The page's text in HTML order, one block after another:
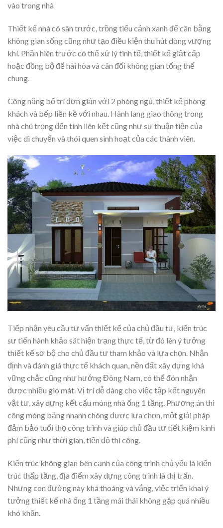
vào trong nhà
Thiết kế nhà có sân trước, trồng tiểu cảnh xanh để cân bằng
không gian sống cũng như tạo điều kiện thu hút dòng vượng
khí. Phần hiên trước có thể xử lý tinh tế, thiết kế giật cấp
hoặc đồng bộ để hài hòa và cân đối không gian tổng thể
chung.
Công năng bố trí đơn giản với 2 phòng ngủ, thiết kế phòng
khách và bếp liền kề với nhau. Hành lang giao thông trong
nhà chú trọng đến tính liên kết cũng như sự thuận tiện của
việc di chuyển và thói quen sinh hoạt của các thành viên.
Tiếp nhận yêu cầu tư vấn thiết kế của chủ đầu tư, kiến trúc
sư tiến hành khảo sát hiện trạng thực tế, từ đó lên ý tưởng
thiết kế sơ bộ cho chủ đầu tư tham khảo và lựa chọn. Nhận
định và đánh giá thực tế khách quan, nền đất xây dựng khá
vững chắc cũng như hướng Đông Nam, có thể đón nhận
được nhiều gió mát. Vị trí dễ dàng cho việc tập kết nguyên
vật tư, xây dựng kết cấu móng nhà ống 1 tầng. Phương án thi
công móng băng nhanh chóng được lựa chọn, một giải pháp
đảm bảo tuổi thọ công trình và giúp chủ đầu tư tiết kiệm kinh
phí cũng như thời gian, tiến độ thi công.
Kiến trúc không gian bên cạnh của công trình chủ yếu là kiến
trúc thấp tầng, địa điểm xây dựng công trình là thị trấn.
Nhưng con đường này khá thoáng và vắng, việc triển khai ý
tưởng thiết kế nhà ống 1 tầng mái thái không gặp quá nhiều
khó khăn.